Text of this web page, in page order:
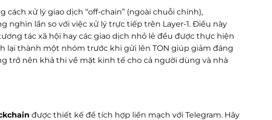
cách xử lý giao dịch “off-chain” (ngoài chuỗi chính),
nghìn lần so với việc xử lý trực tiếp trên Layer-1. Điều này
tác xã hội hay các giao dịch nhỏ lẻ đều được thực hiện
lại thành một nhóm trước khi gửi lên TON giúp giảm đáng
trở nên khả thi về mặt kinh tế cho cả người dùng và nhà
được thiết kế để tích hợp liền mạch với Telegram. Hãy